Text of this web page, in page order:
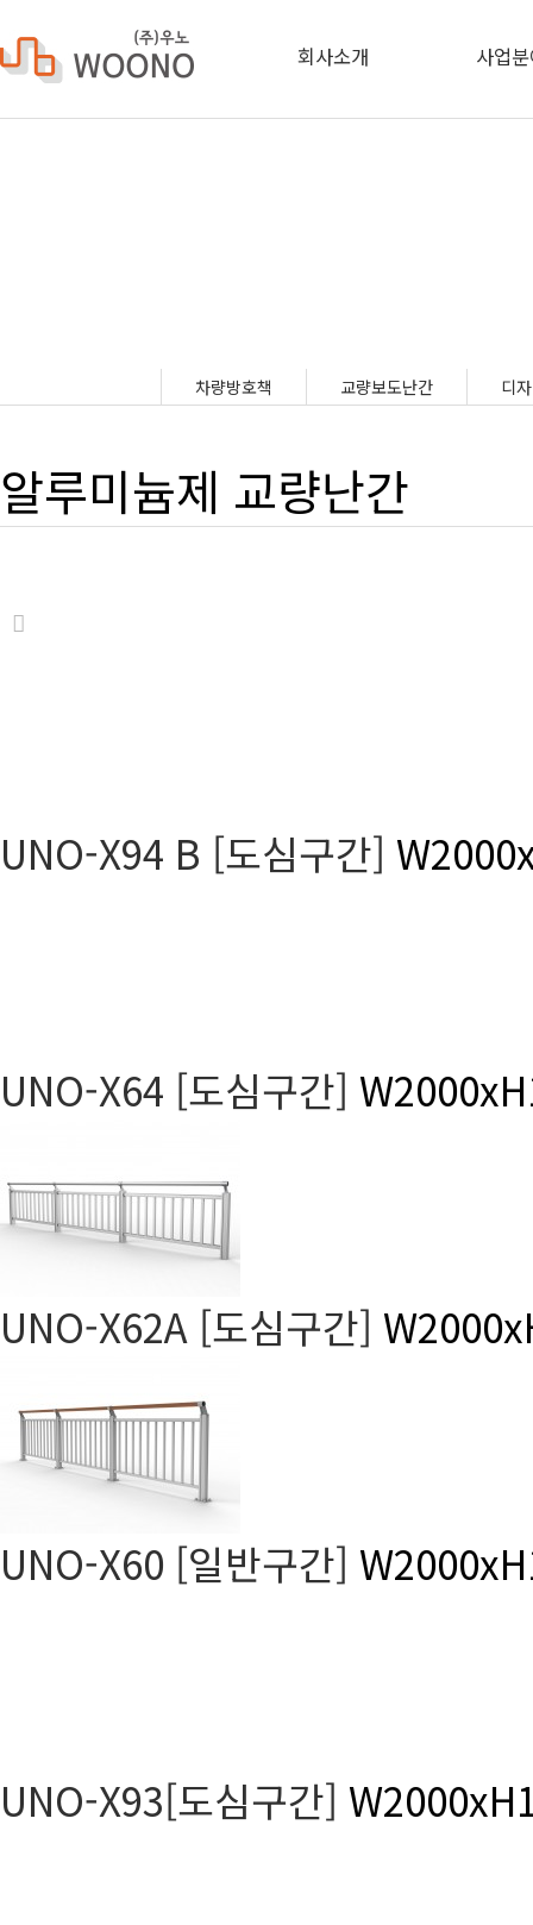
회사소개 사업
차량방호책 교량보도난간 디
알루미늄제 교량난간
UNO-X94 B [도심구간]
UNO-X64 [도심구간]
UNO-X62A [도심구간]
UNO-X60 [일반구간]
UNO-X93[도심구간]